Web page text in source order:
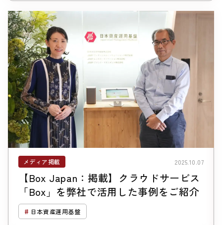
メディア掲載 2025.10.07
【Box Japan：掲載】クラウドサービス
「Box」を弊社で活用した事例をご紹介
日本資産運用基盤